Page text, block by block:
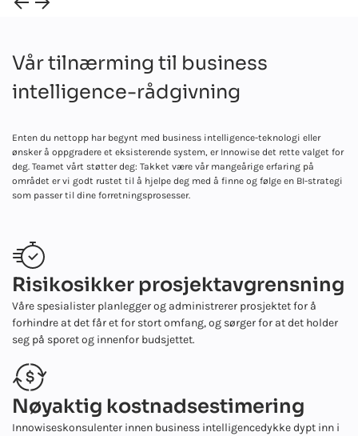
Vår tilnærming til business
intelligence-rådgivning
Enten du nettopp har begynt med business intelligence-teknologi eller
ønsker å oppgradere et eksisterende system, er Innowise det rette valget for
deg. Teamet vårt støtter deg: Takket være vår mangeårige erfaring på
området er vi godt rustet til å hjelpe deg med å finne og følge en BI-strategi
som passer til dine forretningsprosesser.
Risikosikker prosjektavgrensning
Våre spesialister planlegger og administrerer prosjektet for å
forhindre at det får et for stort omfang, og sørger for at det holder
seg på sporet og innenfor budsjettet.
Nøyaktig kostnadsestimering
Innowiseskonsulenter innen business intelligencedykke dypt inn i